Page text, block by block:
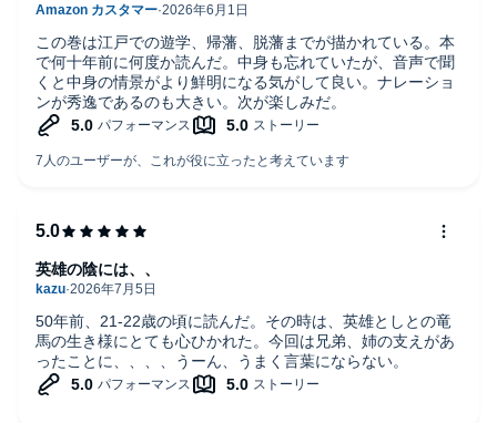
この巻は江戸での遊学、帰藩、脱藩までが描かれている。本
で何十年前に何度か読んだ。中身も忘れていたが、音声で聞
くと中身の情景がより鮮明になる気がして良い。ナレーショ
ンが秀逸であるのも大きい。次が楽しみだ。
50年前、21-22歳の頃に読んだ。その時は、英雄としとの竜
馬の生き様にとても心ひかれた。今回は兄弟、姉の支えがあ
ったことに、、、、うーん、うまく言葉にならない。
英雄の陰には、、